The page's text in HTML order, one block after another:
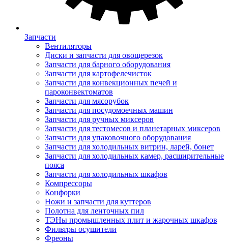
Запчасти
Вентиляторы
Диски и запчасти для овощерезок
Запчасти для барного оборудования
Запчасти для картофелечисток
Запчасти для конвекционных печей и
пароконвектоматов
Запчасти для мясорубок
Запчасти для посудомоечных машин
Запчасти для ручных миксеров
Запчасти для тестомесов и планетарных миксеров
Запчасти для упаковочного оборудования
Запчасти для холодильных витрин, ларей, бонет
Запчасти для холодильных камер, расширительные
пояса
Запчасти для холодильных шкафов
Компрессоры
Конфорки
Ножи и запчасти для куттеров
Полотна для ленточных пил
ТЭНы промышленных плит и жарочных шкафов
Фильтры осушители
Фреоны